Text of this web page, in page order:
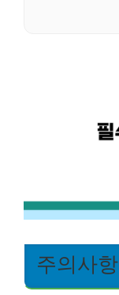
주의사